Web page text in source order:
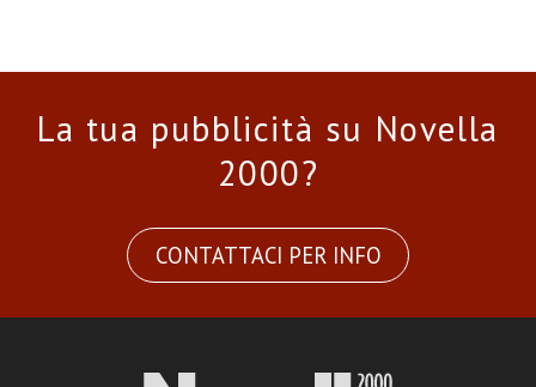
La tua pubblicità su Novella
2000?
CONTATTACI PER INFO